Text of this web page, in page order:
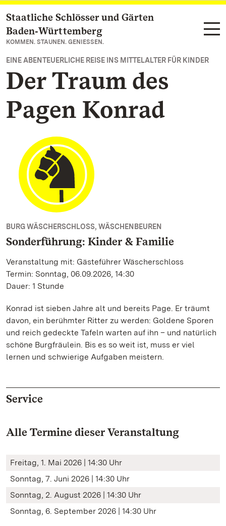
Zum Hauptinhalt springen
Staatliche Schlösser und Gärten
Baden‑Württemberg
KOMMEN. STAUNEN. GENIESSEN.
EINE ABENTEUERLICHE REISE INS MITTELALTER FÜR KINDER
Der Traum des
Pagen Konrad
BURG WÄSCHERSCHLOSS, WÄSCHENBEUREN
Sonderführung: Kinder & Familie
Veranstaltung mit: Gästeführer Wäscherschloss
Termin: Sonntag, 06.09.2026, 14:30
Dauer: 1 Stunde
Konrad ist sieben Jahre alt und bereits Page. Er träumt
davon, ein berühmter Ritter zu werden: Goldene Sporen
und reich gedeckte Tafeln warten auf ihn – und natürlich
schöne Burgfräulein. Bis es so weit ist, muss er viel
lernen und schwierige Aufgaben meistern.
Service
Alle Termine dieser Veranstaltung
Freitag, 1. Mai 2026 | 14:30 Uhr
Sonntag, 7. Juni 2026 | 14:30 Uhr
Sonntag, 2. August 2026 | 14:30 Uhr
Sonntag, 6. September 2026 | 14:30 Uhr